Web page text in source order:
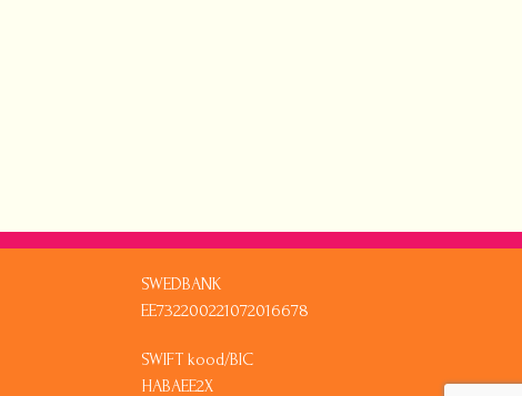
SWEDBANK
EE732200221072016678
SWIFT kood/BIC
HABAEE2X